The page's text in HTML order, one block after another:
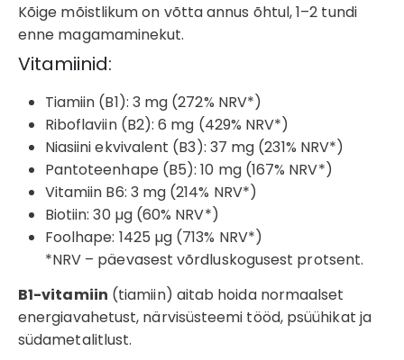
Kõige mõistlikum on võtta annus õhtul, 1–2 tundi
enne magamaminekut.
Vitamiinid:
Tiamiin (B1): 3 mg (272% NRV*)
Riboflaviin (B2): 6 mg (429% NRV*)
Niasiini ekvivalent (B3): 37 mg (231% NRV*)
Pantoteenhape (B5): 10 mg (167% NRV*)
Vitamiin B6: 3 mg (214% NRV*)
Biotiin: 30 µg (60% NRV*)
Foolhape: 1425 µg (713% NRV*)
*NRV – päevasest võrdluskogusest protsent.
B1-vitamiin (tiamiin) aitab hoida normaalset
energiavahetust, närvisüsteemi tööd, psüühikat ja
südametalitlust.